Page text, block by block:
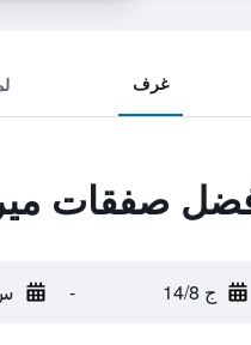
غرف
صفقات
ج 14/8 - س